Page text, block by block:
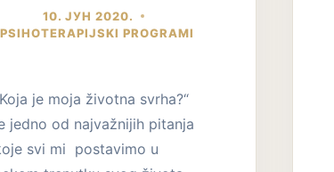
10. ЈУН 2020.
PSIHOTERAPIJSKI PROGRAMI
je moja životna svrha?“
jedno od najvažnijih pitanja
svi mi postavimo u